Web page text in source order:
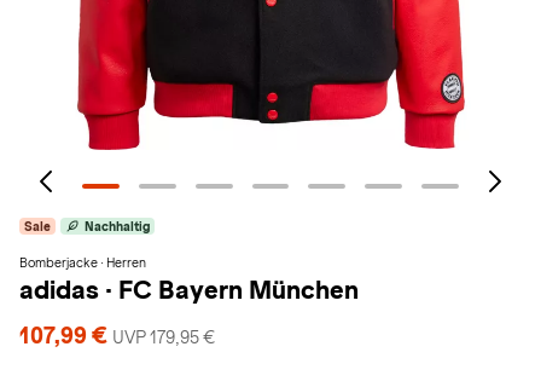
Sale Nachhaltig
Bomberjacke · Herren
adidas · FC Bayern München
107,99 € UVP 179,95 €